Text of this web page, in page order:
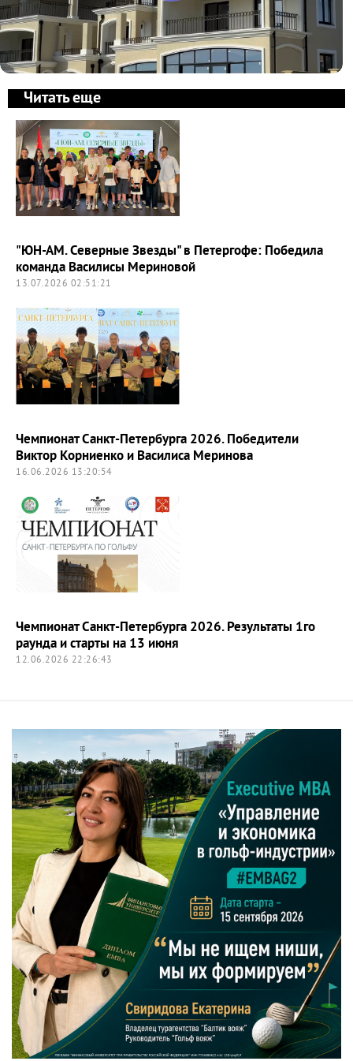
Читать еще
"ЮН-АМ. Северные Звезды" в Петергофе: Победила
команда Василисы Мериновой
13.07.2026 02:51:21
Чемпионат Санкт-Петербурга 2026. Победители
Виктор Корниенко и Василиса Меринова
16.06.2026 13:20:54
Чемпионат Санкт-Петербурга 2026. Результаты 1го
раунда и старты на 13 июня
12.06.2026 22:26:43